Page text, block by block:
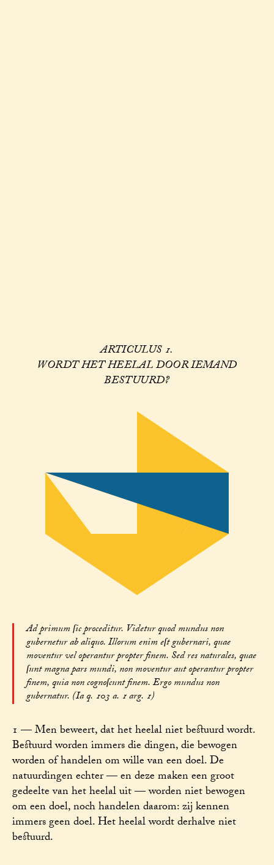
ARTICULUS 1.
WORDT HET HEELAL DOOR IEMAND
BESTUURD?
Ad primum ſic proceditur. Videtur quod mundus non
gubernetur ab aliquo. Illorum enim eſt gubernari, quae
moventur vel operantur propter finem. Sed res naturales, quae
ſunt magna pars mundi, non moventur aut operantur propter
finem, quia non cognoſcunt finem. Ergo mundus non
gubernatur. (Ia q. 103 a. 1 arg. 1)
1 — Men beweert, dat het heelal niet bestuurd wordt.
Bestuurd worden immers die dingen, die bewogen
worden of handelen om wille van een doel. De
natuurdingen echter — en deze maken een groot
gedeelte van het heelal uit — worden niet bewogen
om een doel, noch handelen daarom: zij kennen
immers geen doel. Het heelal wordt derhalve niet
bestuurd.